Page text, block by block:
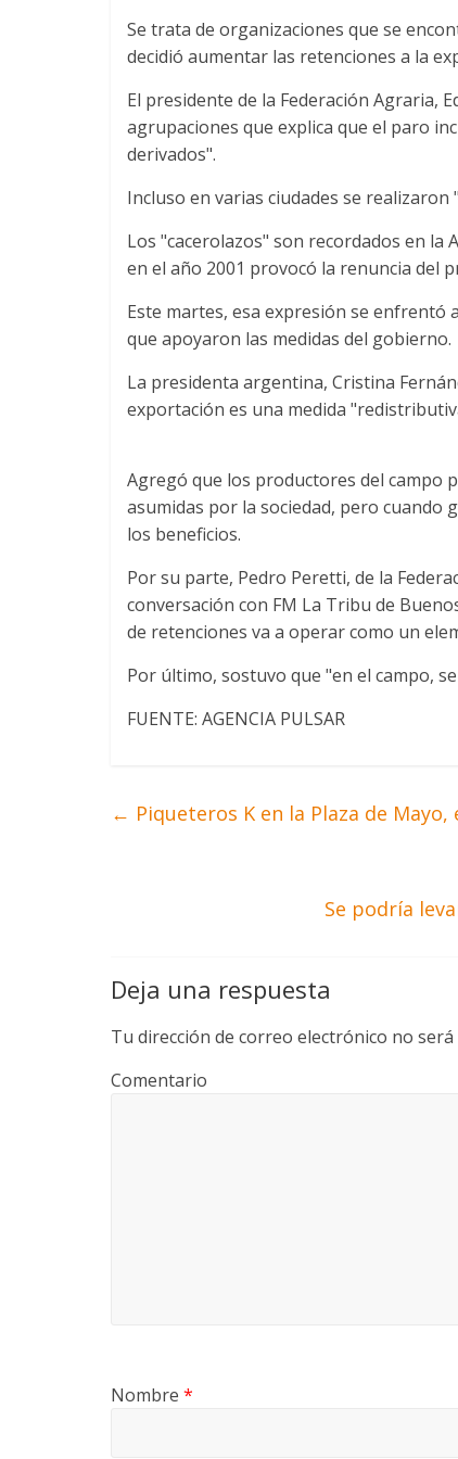
Se trata de organizaciones que se
decidió aumentar las retenciones a la
El presidente de la Federación Agraria,
agrupaciones que explica que el paro
derivados".
Incluso en varias ciudades se
Los "cacerolazos" son recordados en la
en el año 2001 provocó la renuncia del
Este martes, esa expresión se
que apoyaron las medidas del gobierno.
La presidenta argentina, Cristina
exportación es una medida
Agregó que los productores del campo
asumidas por la sociedad, pero cuando
los beneficios.
Por su parte, Pedro Peretti, de la
conversación con FM La Tribu de
de retenciones va a operar como un
Por último, sostuvo que "en el campo,
FUENTE: AGENCIA PULSAR
← Piqueteros K en la Plaza de
Se podría
Deja una respuesta
Tu dirección de correo electrónico no será
Comentario
Nombre *